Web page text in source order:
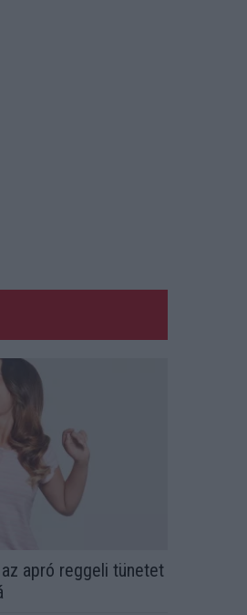
apró reggeli tünetet